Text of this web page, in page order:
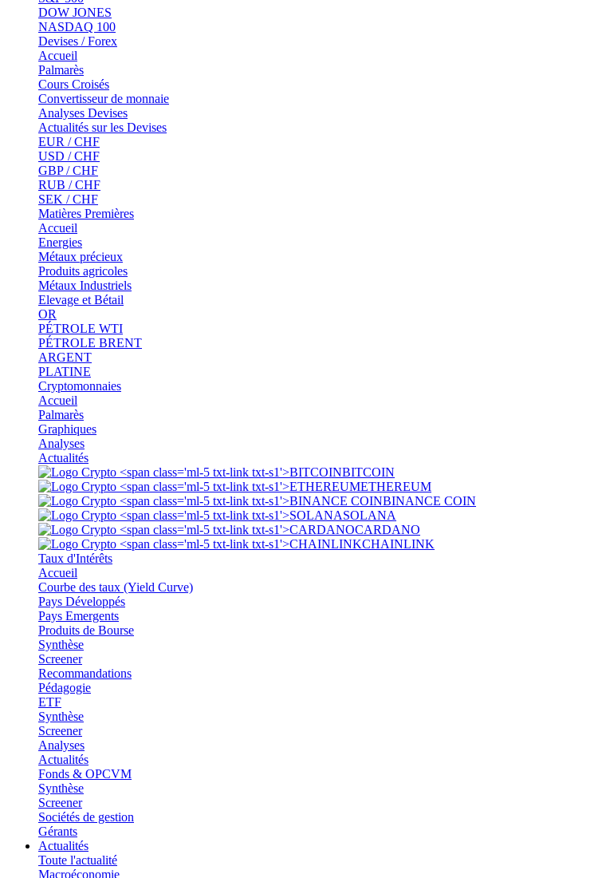
DOW JONES
NASDAQ 100
Devises / Forex
Accueil
Palmarès
Cours Croisés
Convertisseur de monnaie
Analyses Devises
Actualités sur les Devises
EUR / CHF
USD / CHF
GBP / CHF
RUB / CHF
SEK / CHF
Matières Premières
Accueil
Energies
Métaux précieux
Produits agricoles
Métaux Industriels
Elevage et Bétail
OR
PÉTROLE WTI
PÉTROLE BRENT
ARGENT
PLATINE
Cryptomonnaies
Accueil
Palmarès
Graphiques
Analyses
Actualités
BITCOIN
ETHEREUM
BINANCE COIN
SOLANA
CARDANO
CHAINLINK
Taux d'Intérêts
Accueil
Courbe des taux (Yield Curve)
Pays Développés
Pays Emergents
Produits de Bourse
Synthèse
Screener
Recommandations
Pédagogie
ETF
Synthèse
Screener
Analyses
Actualités
Fonds & OPCVM
Synthèse
Screener
Sociétés de gestion
Gérants
Actualités
Toute l'actualité
Macroéconomie